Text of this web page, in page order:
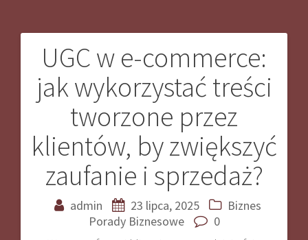
UGC w e-commerce:
jak wykorzystać treści
tworzone przez
klientów, by zwiększyć
zaufanie i sprzedaż?
admin 23 lipca, 2025
Biznes
Porady Biznesowe
0
Nawigacja
wpisu